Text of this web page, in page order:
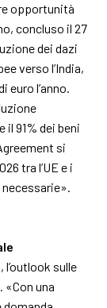
opportunità
concluso il 27
dei dazi
verso l’India,
euro l’anno.
il 91% dei beni
si
tra l’UE e i
, l’outlook sulle
una